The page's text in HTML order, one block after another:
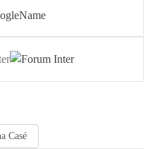
Casé